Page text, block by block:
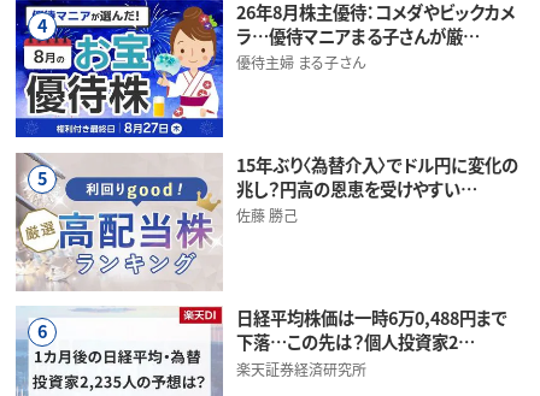
4
26年8月株主優待：コメダやビックカメ
ラ…優待マニアまる子さんが厳…
優待主婦 まる子さん
5
15年ぶり〈為替介入〉でドル円に変化の
兆し？円高の恩恵を受けやすい…
佐藤 勝己
6
日経平均株価は一時6万0,488円まで
下落…この先は？個人投資家2…
楽天証券経済研究所